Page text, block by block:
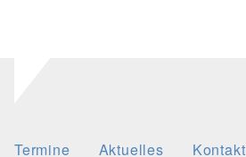
Termine Aktuelles Kontakt